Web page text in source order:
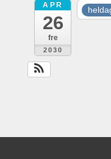
APR
26
fre
2030